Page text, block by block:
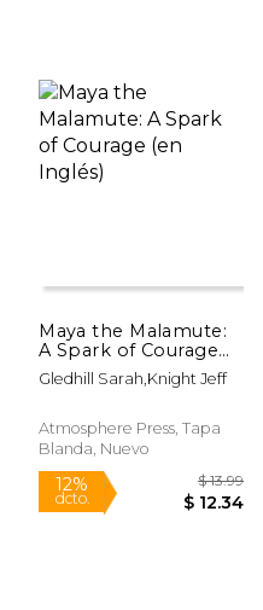
15%
dcto.
$ 8.99
$ 7.64
Maya the Malamute:
A Spark of Courage
(en Inglés)
Gledhill Sarah,Knight Jeff
Atmosphere Press, Tapa
Blanda, Nuevo